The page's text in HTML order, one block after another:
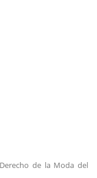
de la Moda del